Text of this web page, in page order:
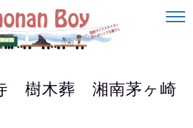
樹木葬 湘南茅ヶ崎